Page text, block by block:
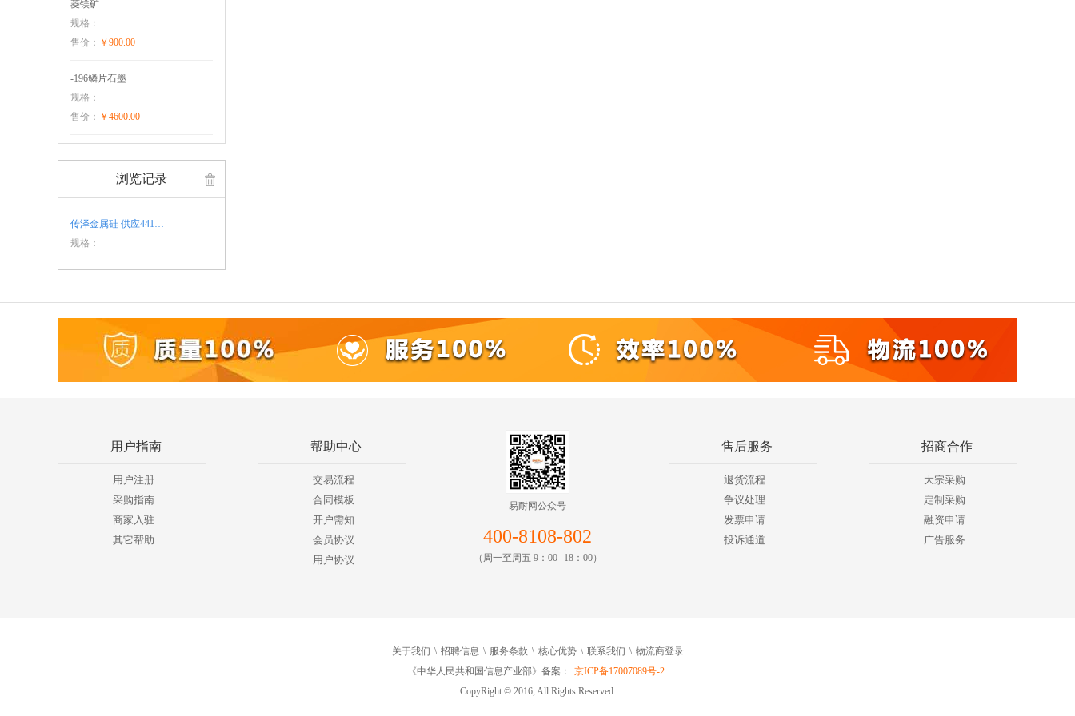
菱镁矿
规格：
售价： ￥900.00
-196鳞片石墨
规格：
售价： ￥4600.00
浏览记录
传泽金属硅 供应441…
规格：
用户指南
用户注册
采购指南
商家入驻
其它帮助
帮助中心
交易流程
合同模板
开户需知
会员协议
用户协议
易耐网公众号
400-8108-802
（周一至周五 9：00--18：00）
售后服务
退货流程
争议处理
发票申请
投诉通道
招商合作
大宗采购
定制采购
融资申请
广告服务
关于我们 \ 招聘信息 \ 服务条款 \ 核心优势 \ 联系我们 \ 物流商登录
《中华人民共和国信息产业部》备案：
京ICP备17007089号-2
CopyRight © 2016, All Rights Reserved.